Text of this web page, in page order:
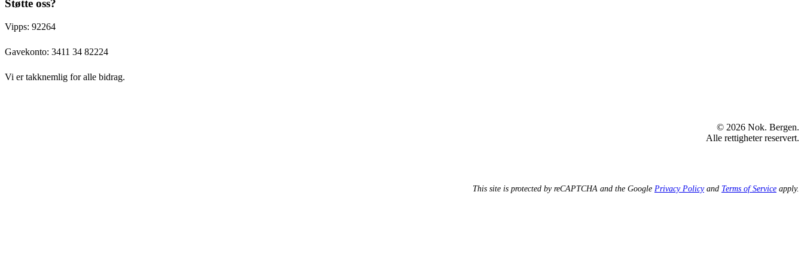
Støtte oss?
Vipps: 92264
Gavekonto: 3411 34 82224
Vi er takknemlig for alle bidrag.
© 2026 Nok. Bergen.
Alle rettigheter reservert.
This site is protected by reCAPTCHA and the Google Privacy Policyand Terms of Service apply.